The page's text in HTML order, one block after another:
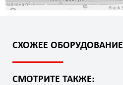
СХОЖЕЕ ОБОРУДОВАНИЕ
СМОТРИТЕ ТАКЖЕ: